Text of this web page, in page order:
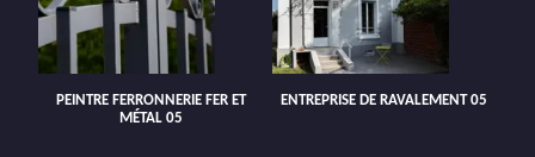
PEINTRE FERRONNERIE FER ET
MÉTAL 05
ENTREPRISE DE RAVALEMENT 05